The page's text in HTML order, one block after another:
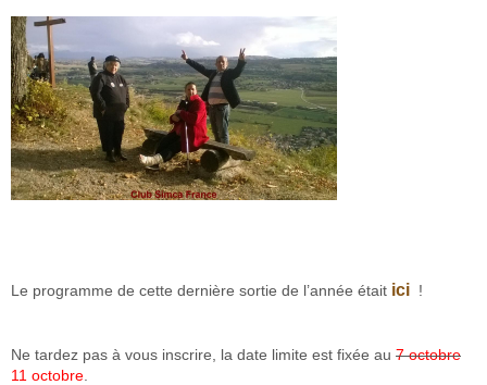
Le programme de cette dernière sortie de l’année était ici !
Ne tardez pas à vous inscrire, la date limite est fixée au 7 octobre
11 octobre